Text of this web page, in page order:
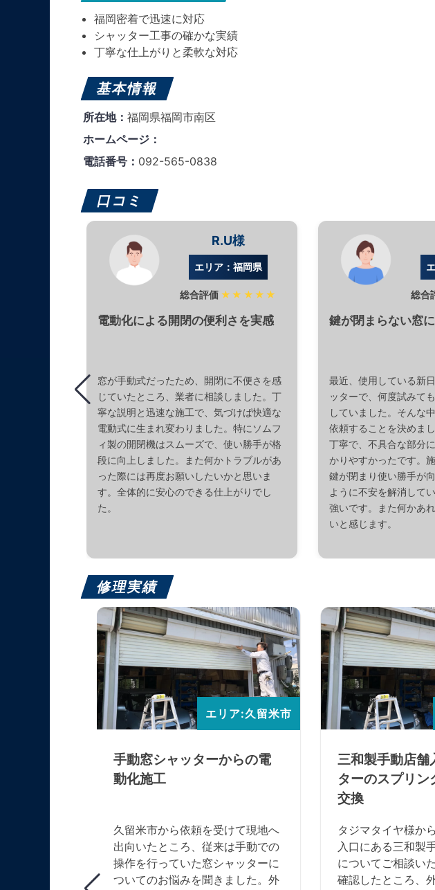
福岡密着で迅速に対応
シャッター工事の確かな実績
丁寧な仕上がりと柔軟な対応
基本情報
所在地： 福岡県福岡市南区
ホームページ：
電話番号： 092-565-0838
口コミ
R.U様
エリア：福岡県
総合評価 ★★★★★
電動化による開閉の便利さを実感
窓が手動式だったため、開閉に不便さを感
じていたところ、業者に相談しました。丁
寧な説明と迅速な施工で、気づけば快適な
電動式に生まれ変わりました。特にソムフ
ィ製の開閉機はスムーズで、使い勝手が格
段に向上しました。また何かトラブルがあ
った際には再度お願いしたいかと思いま
す。全体的に安心のできる仕上がりでし
た。
総合
鍵が閉まらない窓
最近、使用している新
ッターで、何度試みて
していました。そんな
依頼することを決めま
丁寧で、不具合な部分
かりやすかったです。
鍵が閉まり使い勝手が
ように不安を解消して
強いです。また何かあ
いと感じます。
修理実績
エリア:久留米市
手動窓シャッターからの電
動化施工
久留米市から依頼を受けて現地へ
出向いたところ、従来は手動での
操作を行っていた窓シャッターに
ついてのお悩みを聞きました。外
三和製手動店舗
ターのスプリン
交換
タジマタイヤ様か
入口にある三和製
についてご相談い
確認したところ、